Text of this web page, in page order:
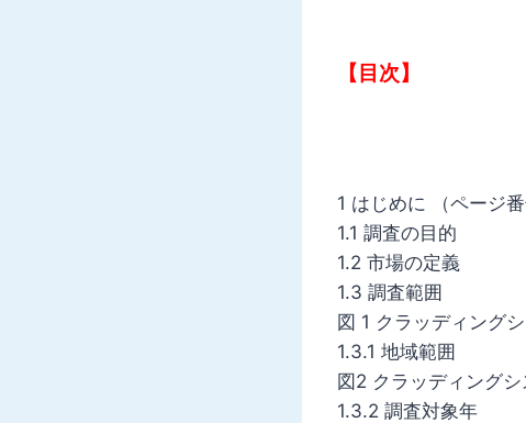
【目次】
1 はじめに （ページ番
1.1 調査の目的
1.2 市場の定義
1.3 調査範囲
図 1 クラッディング
1.3.1 地域範囲
図2 クラッディング
1.3.2 調査対象年